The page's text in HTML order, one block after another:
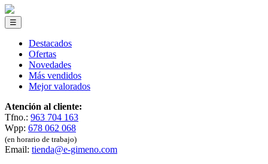
☰
Destacados
Ofertas
Novedades
Más vendidos
Mejor valorados
Atención al cliente:
Tfno.: 963 704 163
Wpp: 678 062 068
(en horario de trabajo)
Email: tienda@e-gimeno.com